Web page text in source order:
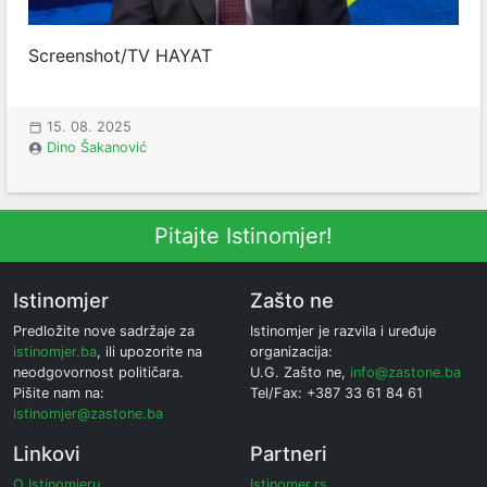
Screenshot/TV HAYAT
15. 08. 2025
Dino Šakanović
Pitajte Istinomjer!
Istinomjer
Predložite nove sadržaje za
istinomjer.ba, ili upozorite na
neodgovornost političara.
Pišite nam na:
istinomjer@zastone.ba
Zašto ne
Istinomjer je razvila i uređuje
organizacija:
U.G. Zašto ne, info@zastone.ba
Tel/Fax: +387 33 61 84 61
Linkovi Partneri